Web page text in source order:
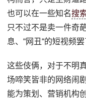
也可以在一些知名搜
只不过不是卖一件奇
息、“网丑“的短视频罢
这些伎俩，对于不明
场啼笑皆非的网络闹
能为策划、营销机构